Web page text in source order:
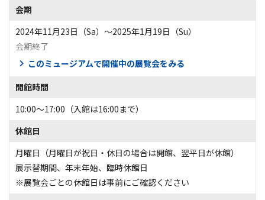
会期
2024年11月23日（Sa）〜2025年1月19日（Su）
会期終了
このミュージアムで開催中の展覧会をみる
開館時間
10:00～17:00（入館は16:00まで）
休館日
月曜日（月曜日が祝日・休日の場合は開館、翌平日が休館）
展示替期間、年末年始、臨時休館日
※展覧会ごとの休館日は事前にご確認ください